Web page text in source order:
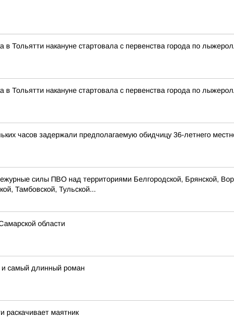
в Тольятти накануне стартовала с первенства города по
в Тольятти накануне стартовала с первенства города по
часов задержали предполагаемую обидчицу 36-летнего
силы ПВО над территориями Белгородской, Брянской,
Тамбовской, Тульской...
области
самый длинный роман
раскачивает маятник